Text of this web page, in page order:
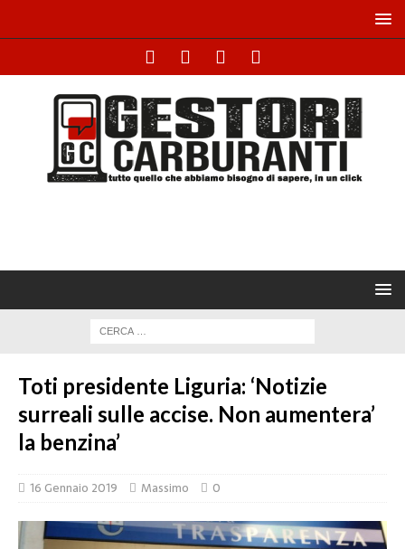
Toti presidente Liguria: ‘Notizie
surreali sulle accise. Non aumentera’
la benzina’
16 Gennaio 2019 Massimo 0